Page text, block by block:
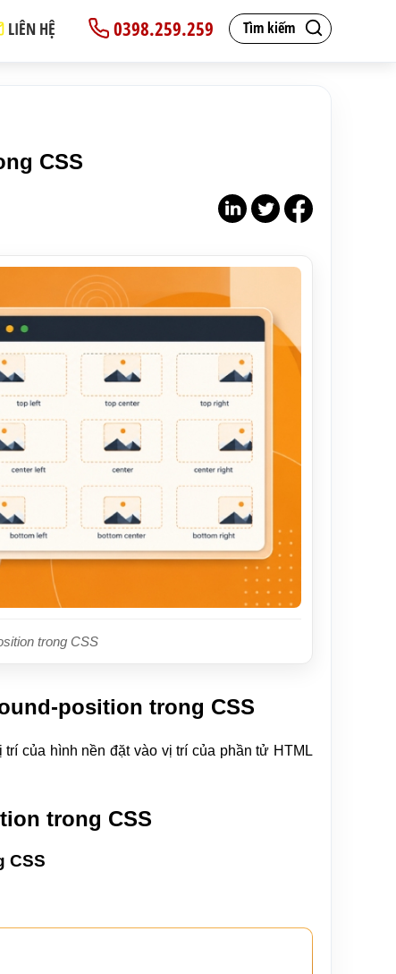
Tìm kiếm
0398.259.259
LIÊN HỆ
CSS
trong CSS
position trong CSS
của hình nền đặt vào vị trí của phần tử HTML
trong CSS
CSS